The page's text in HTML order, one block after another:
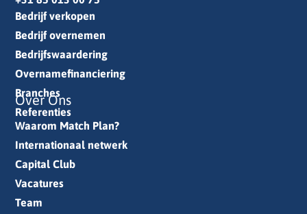
Bedrijf verkopen
Bedrijf overnemen
Bedrijfswaardering
Overnamefinanciering
Branches
Referenties
Over Ons
Waarom Match Plan?
Internationaal netwerk
Capital Club
Vacatures
Team